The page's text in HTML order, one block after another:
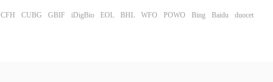
CFH CUBG GBIF iDigBio EOL BHL WFO POWO Bing Baidu duocet